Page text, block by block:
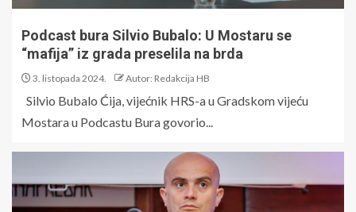
Podcast bura Silvio Bubalo: U Mostaru se
“mafija” iz grada preselila na brda
3. listopada 2024. Autor: Redakcija HB
Silvio Bubalo Ćija, vijećnik HRS-a u Gradskom vijeću
Mostara u Podcastu Bura govorio...